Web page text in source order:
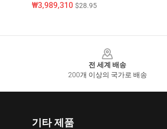
₩3,989,310 $28.95
전 세계 배송
200개 이상의 국가로 배송
기타 제품